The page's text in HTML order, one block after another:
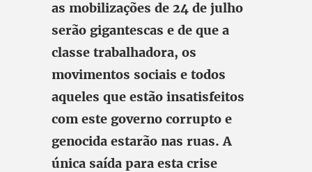
as mobilizações de 24 de julho
serão gigantescas e de que a
classe trabalhadora, os
movimentos sociais e todos
aqueles que estão insatisfeitos
com este governo corrupto e
genocida estarão nas ruas. A
única saída para esta crise